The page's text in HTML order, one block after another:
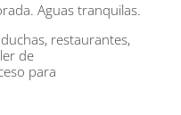
Aguas tranquilas.
restaurantes,
de
para